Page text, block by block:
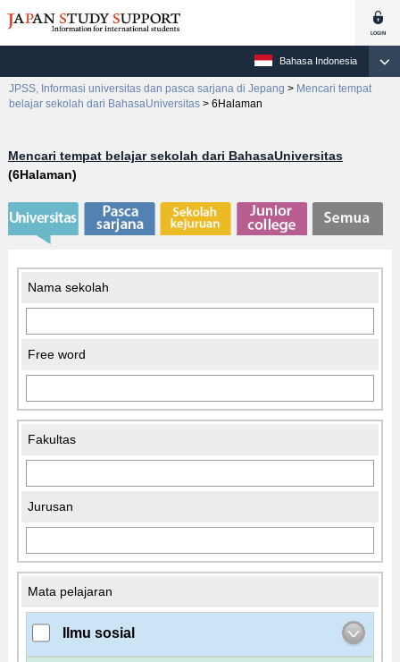
Bahasa Indonesia
JPSS, Informasi universitas dan pasca sarjana di Jepang > Mencari tempat
belajar sekolah dari BahasaUniversitas > 6Halaman
Mencari tempat belajar sekolah dari BahasaUniversitas
(6Halaman)
Nama sekolah
Free word
Fakultas
Jurusan
Mata pelajaran
Ilmu sosial